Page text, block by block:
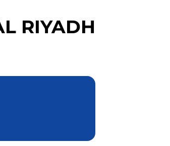
RIYADH